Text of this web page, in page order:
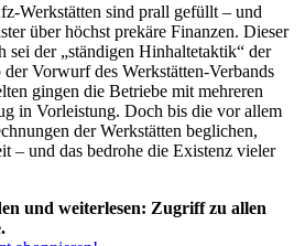
Werkstätten sind prall gefüllt – und
über höchst prekäre Finanzen. Dieser
sei der „ständigen Hinhaltetaktik“ der
der Vorwurf des Werkstätten-Verbands
gingen die Betriebe mit mehreren
in Vorleistung. Doch bis die vor allem
der Werkstätten beglichen,
– und das bedrohe die Existenz vieler
und weiterlesen: Zugriff zu allen